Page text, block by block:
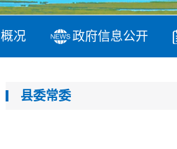
概况 政府信息公开
县委常委